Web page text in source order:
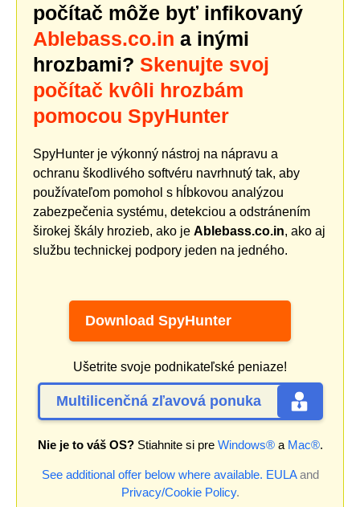
počítač môže byť infikovaný
Ablebass.co.in a inými
hrozbami? Skenujte svoj
počítač kvôli hrozbám
pomocou SpyHunter
SpyHunter je výkonný nástroj na nápravu a
ochranu škodlivého softvéru navrhnutý tak, aby
používateľom pomohol s hĺbkovou analýzou
zabezpečenia systému, detekciou a odstránením
širokej škály hrozieb, ako je Ablebass.co.in, ako aj
službu technickej podpory jeden na jedného.
Download SpyHunter
Ušetrite svoje podnikateľské peniaze!
Multilicenčná zľavová ponuka
Nie je to váš OS?Stiahnite si pre Windows®a Mac®.
See additional offer below where available. EULAand
Privacy/Cookie Policy.